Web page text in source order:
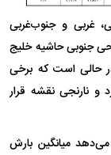
غربی و جنوب‌غربی
جنوبی حاشیه خلیج
حالی است که برخی
نارنجی نقشه قرار
میانگین بارش